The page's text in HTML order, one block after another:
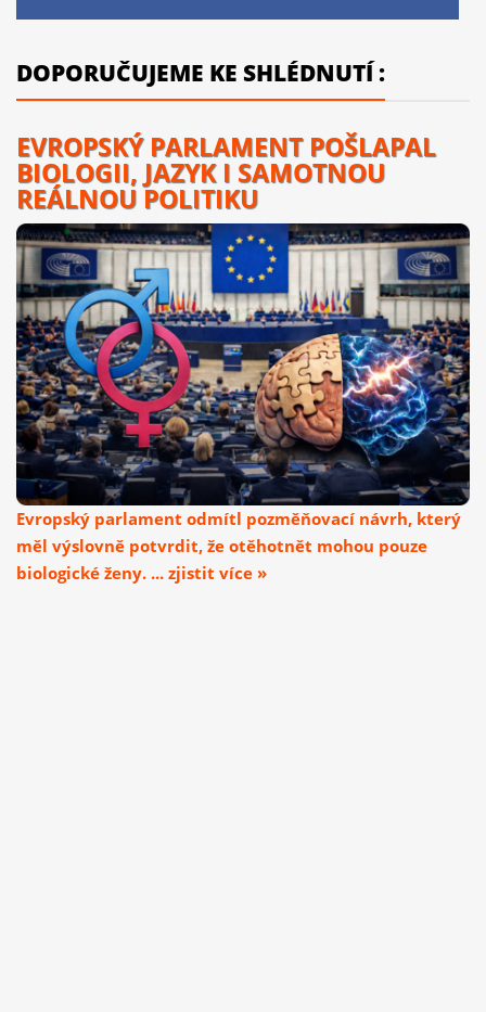
DOPORUČUJEME KE SHLÉDNUTÍ :
EVROPSKÝ PARLAMENT POŠLAPAL
BIOLOGII, JAZYK I SAMOTNOU
REÁLNOU POLITIKU
Evropský parlament odmítl pozměňovací návrh, který
měl výslovně potvrdit, že otěhotnět mohou pouze
biologické ženy. ... zjistit více »